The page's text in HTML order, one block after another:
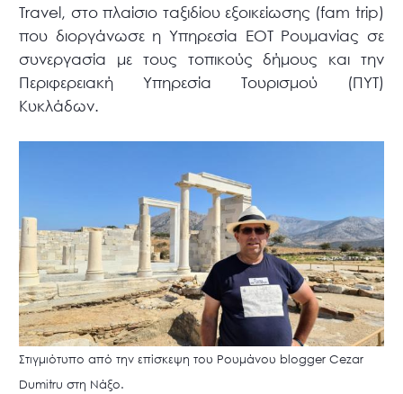
Travel, στο πλαίσιο ταξιδίου εξοικείωσης (fam trip)
που διοργάνωσε η Υπηρεσία ΕΟΤ Ρουμανίας σε
συνεργασία με τους τοπικούς δήμους και την
Περιφερειακή Υπηρεσία Τουρισμού (ΠΥΤ)
Κυκλάδων.
Στιγμιότυπο από την επίσκεψη του Ρουμάνου blogger Cezar
Dumitru στη Νάξο.